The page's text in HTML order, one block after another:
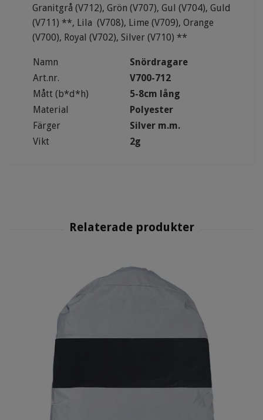
Granitgrå (V712), Grön (V707), Gul (V704), Guld
(V711) **, Lila (V708), Lime (V709), Orange
(V700), Royal (V702), Silver (V710) **
Namn
Snördragare
Art.nr.
V700-712
Mått (b*d*h)
5-8cm lång
Material
Polyester
Färger
Silver m.m.
Vikt
2g